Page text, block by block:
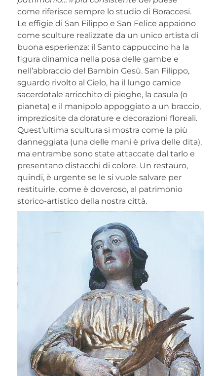
come riferisce sempre lo studio di Boraccesi.
Le effigie di San Filippo e San Felice appaiono
come sculture realizzate da un unico artista di
buona esperienza: il Santo cappuccino ha la
figura dinamica nella posa delle gambe e
nell’abbraccio del Bambin Gesù. San Filippo,
sguardo rivolto al Cielo, ha il lungo camice
sacerdotale arricchito di pieghe, la casula (o
pianeta) e il manipolo appoggiato a un braccio,
impreziosite da dorature e decorazioni floreali.
Quest’ultima scultura si mostra come la più
danneggiata (una delle mani è priva delle dita),
ma entrambe sono state attaccate dal tarlo e
presentano distacchi di colore. Un restauro,
quindi, è urgente se le si vuole salvare per
restituirle, come è doveroso, al patrimonio
storico-artistico della nostra città.